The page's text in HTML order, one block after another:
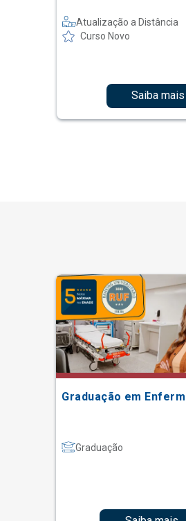
Atualização a Distância
Curso Novo
Saiba mais
Graduação em
Graduação